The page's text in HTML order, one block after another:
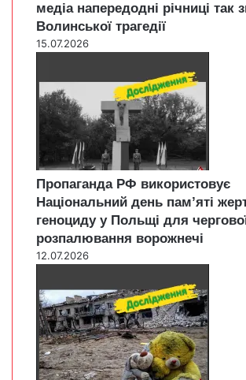
медіа напередодні річниці так
Волинської трагедії
15.07.2026
Пропаганда РФ використовує
Національний день пам’яті
геноциду у Польщі для
розпалювання ворожнечі
12.07.2026